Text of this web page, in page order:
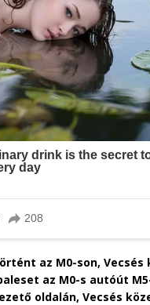
az M0-son, Vecsés
az M0-s autóút
oldalán, Vecsés